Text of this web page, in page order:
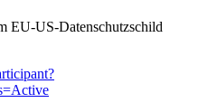
EU-US-Datenschutzschild